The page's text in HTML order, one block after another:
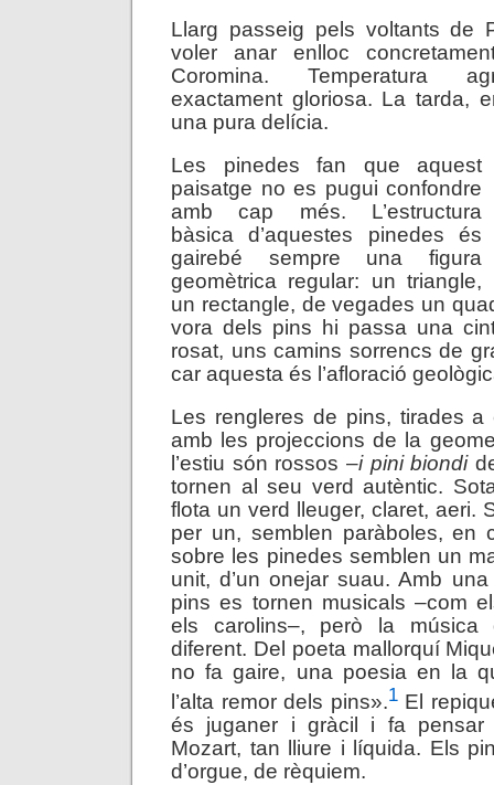
Llarg passeig pels voltants de
voler anar enlloc
Coromina. Temperatura
exactament gloriosa. La tarda,
una pura delícia.
Les pinedes fan que aquest
paisatge no es pugui confondre
amb cap més. L’estructura
bàsica d’aquestes pinedes és
gairebé sempre una figura
geomètrica regular: un triangle,
un rectangle, de vegades un
vora dels pins hi passa una
rosat, uns camins sorrencs de
car aquesta és l’afloració
Les rengleres de pins, tirades a
amb les projeccions de la
l’estiu són rossos –i pini biondi
tornen al seu verd autèntic.
flota un verd lleuger, claret, aeri.
per un, semblen paràboles, en
sobre les pinedes semblen un
unit, d’un onejar suau. Amb
pins es tornen musicals –com
els carolins–, però la
diferent. Del poeta mallorquí
no fa gaire, una poesia en la
l’alta remor dels pins».1El
és juganer i gràcil i fa
Mozart, tan lliure i líquida. Els
d’orgue, de rèquiem.